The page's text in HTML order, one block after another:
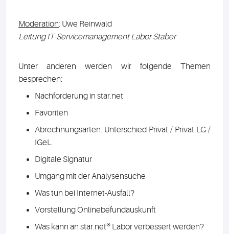
Moderation: Uwe Reinwald
Leitung IT-Servicemanagement Labor Staber
Unter anderen werden wir folgende Themen
besprechen:
Nachforderung in star.net
Favoriten
Abrechnungsarten: Unterschied Privat / Privat LG /
IGeL
Digitale Signatur
Umgang mit der Analysensuche
Was tun bei Internet-Ausfall?
Vorstellung Onlinebefundauskunft
Was kann an star.net® Labor verbessert werden?